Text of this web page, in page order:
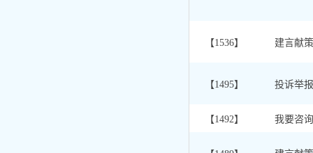
【1536】 建言献策
【1495】 投诉举报
【1492】 我要咨询